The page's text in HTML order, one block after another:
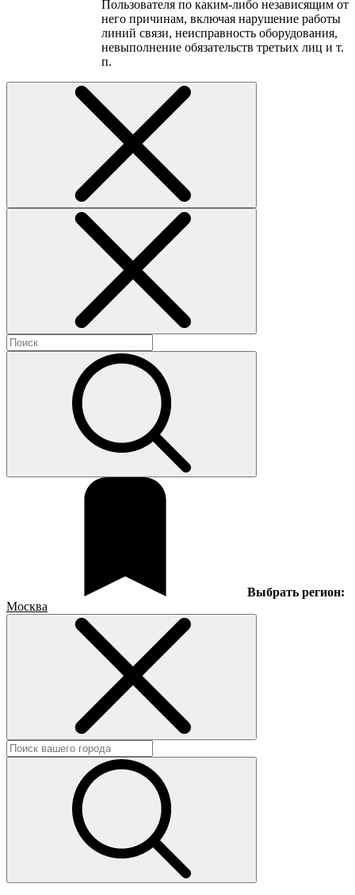
Пользователя по каким-либо независящим от
него причинам, включая нарушение работы
линий связи, неисправность оборудования,
невыполнение обязательств третьих лиц и т.
п.
Выбрать регион:
Москва